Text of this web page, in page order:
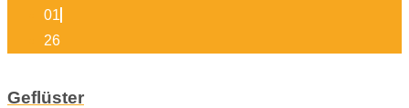
01
26
Geflüster